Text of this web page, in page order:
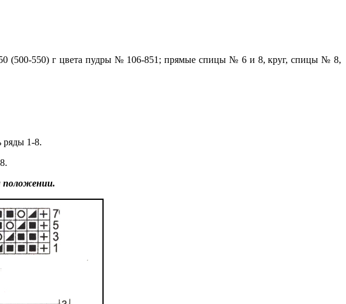
(500-550) г цвета пудры № 106-851; прямые спицы № 6 и 8, круг, спицы № 8,
ряды 1-8.
положении.